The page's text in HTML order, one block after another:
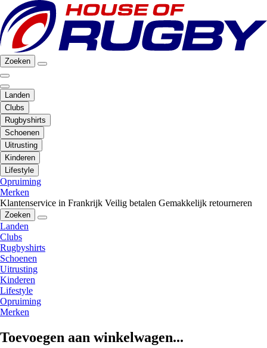
Zoeken
Landen
Clubs
Rugbyshirts
Schoenen
Uitrusting
Kinderen
Lifestyle
Opruiming
Merken
Klantenservice in Frankrijk Veilig betalen Gemakkelijk retourneren
Zoeken
Landen
Clubs
Rugbyshirts
Schoenen
Uitrusting
Kinderen
Lifestyle
Opruiming
Merken
Toevoegen aan winkelwagen...